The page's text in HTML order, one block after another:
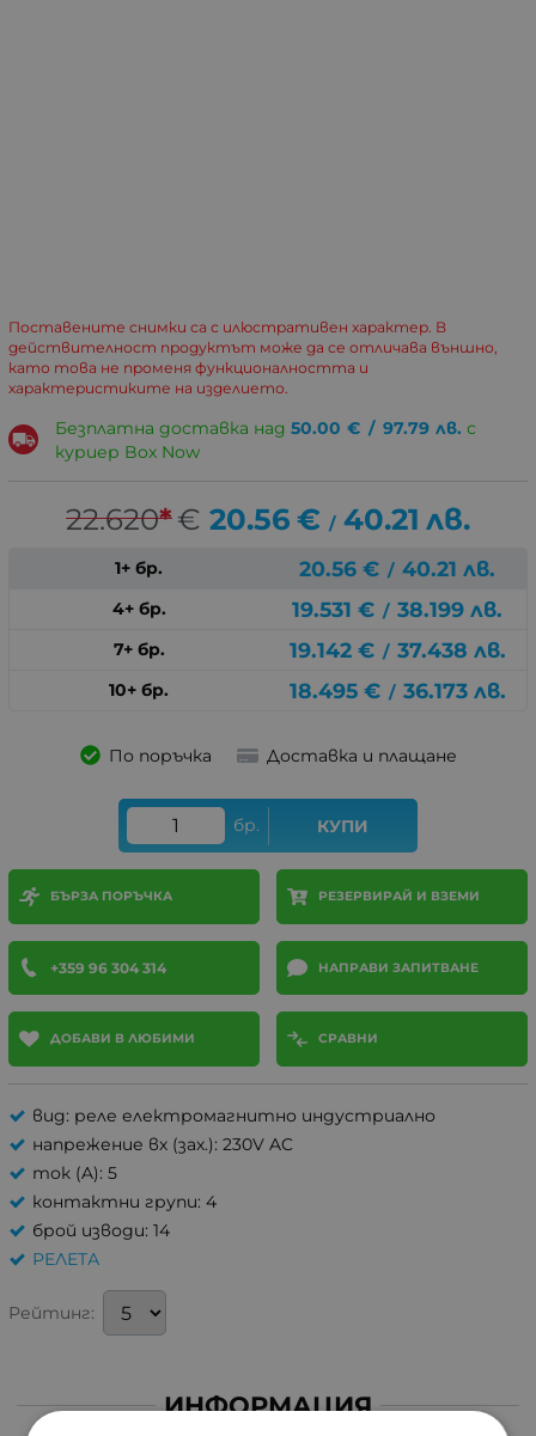
Поставените снимки са с илюстративен характер. В
действителност продуктът може да се отличава външно,
като това не променя функционалността и
характеристиките на изделието.
Безплатна доставка над 50.00 € / 97.79 лв. с
куриер Box Now
22.620*€ 20.56 € / 40.21 лв.
1+ бр. 20.56 € / 40.21 лв.
4+ бр. 19.531 € / 38.199 лв.
7+ бр. 19.142 € / 37.438 лв.
10+ бр. 18.495 € / 36.173 лв.
По поръчка Доставка и плащане
бр. КУПИ
БЪРЗА ПОРЪЧКА РЕЗЕРВИРАЙ И ВЗЕМИ
+359 96 304 314 НАПРАВИ ЗАПИТВАНЕ
ДОБАВИ В ЛЮБИМИ СРАВНИ
вид: реле електромагнитно индустриално
напрежение вх (зах.): 230V AC
ток (A): 5
контактни групи: 4
брой изводи: 14
РЕЛЕТА
Рейтинг:
ИНФОРМАЦИЯ